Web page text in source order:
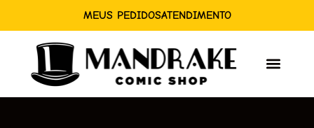
MEUS PEDIDOSATENDIMENTO